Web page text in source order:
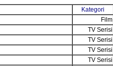
Kategori
Film
TV Serisi
TV Serisi
TV Serisi
TV Serisi